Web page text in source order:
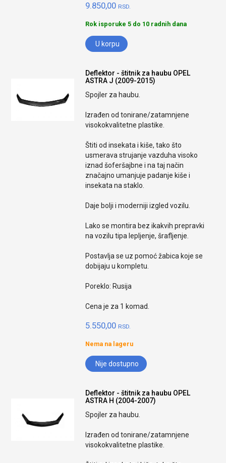
9.850,00 RSD.
Rok isporuke 5 do 10 radnih dana
U korpu
Deflektor - štitnik za haubu OPEL
ASTRA J (2009-2015)
Spojler za haubu.
Izrađen od tonirane/zatamnjene
visokokvalitetne plastike.
Štiti od insekata i kiše, tako što
usmerava strujanje vazduha visoko
iznad šoferšajbne i na taj način
značajno umanjuje padanje kiše i
insekata na staklo.
Daje bolji i moderniji izgled vozilu.
Lako se montira bez ikakvih prepravki
na vozilu tipa lepljenje, šrafljenje.
Postavlja se uz pomoć žabica koje se
dobijaju u kompletu.
Poreklo: Rusija
Cena je za 1 komad.
5.550,00 RSD.
Nema na lageru
Nije dostupno
Deflektor - štitnik za haubu OPEL
ASTRA H (2004-2007)
Spojler za haubu.
Izrađen od tonirane/zatamnjene
visokokvalitetne plastike.